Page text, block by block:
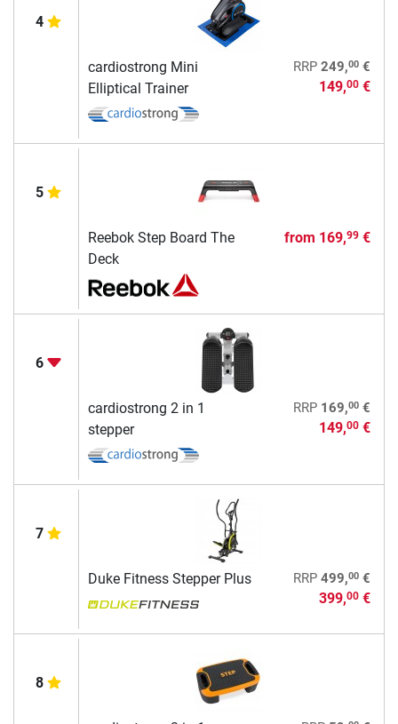
4
cardiostrong Mini
Elliptical Trainer
RRP 249,00€
149,00€
5
Reebok Step Board The
Deck
from 169,99€
6
cardiostrong 2 in 1
stepper
RRP 169,00€
149,00€
7
Duke Fitness Stepper Plus RRP 499,00€
399,00€
8